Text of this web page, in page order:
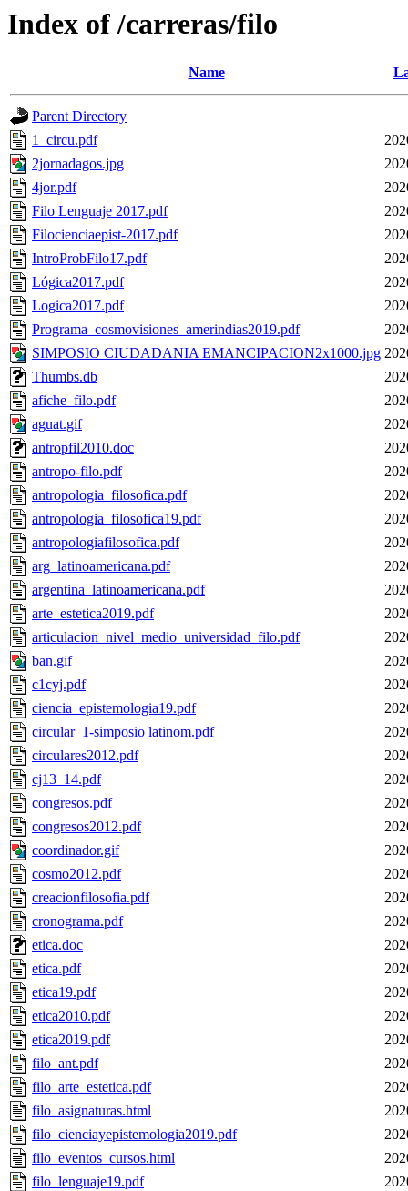
Index of /carreras/filo
Name
Parent Directory
1_circu.pdf
2jornadagos.jpg
4jor.pdf
Filo Lenguaje 2017.pdf
Filocienciaepist-2017.pdf
IntroProbFilo17.pdf
Lógica2017.pdf
Logica2017.pdf
Programa_cosmovisiones_amerindias2019.pdf
SIMPOSIO CIUDADANIA EMANCIPACION2x1000.jpg
Thumbs.db
afiche_filo.pdf
aguat.gif
antropfil2010.doc
antropo-filo.pdf
antropologia_filosofica.pdf
antropologia_filosofica19.pdf
antropologiafilosofica.pdf
arg_latinoamericana.pdf
argentina_latinoamericana.pdf
arte_estetica2019.pdf
articulacion_nivel_medio_universidad_filo.pdf
ban.gif
c1cyj.pdf
ciencia_epistemologia19.pdf
circular_1-simposio latinom.pdf
circulares2012.pdf
cj13_14.pdf
congresos.pdf
congresos2012.pdf
coordinador.gif
cosmo2012.pdf
creacionfilosofia.pdf
cronograma.pdf
etica.doc
etica.pdf
etica19.pdf
etica2010.pdf
etica2019.pdf
filo_ant.pdf
filo_arte_estetica.pdf
filo_asignaturas.html
filo_cienciayepistemologia2019.pdf
filo_eventos_cursos.html
filo_lenguaje19.pdf